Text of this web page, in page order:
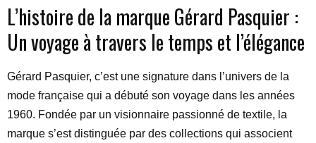
L’histoire de la marque Gérard Pasquier :
Un voyage à travers le temps et l’élégance
Gérard Pasquier, c’est une signature dans l’univers de la
mode française qui a débuté son voyage dans les années
1960. Fondée par un visionnaire passionné de textile, la
marque s’est distinguée par des collections qui associent